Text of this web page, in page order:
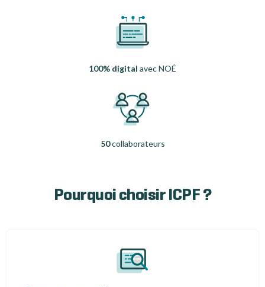
100% digital avec NOÉ
50collaborateurs
Pourquoi choisir ICPF ?